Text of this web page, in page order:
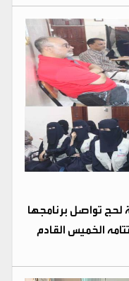
لحج تواصل برنامجها
الخميس القادم